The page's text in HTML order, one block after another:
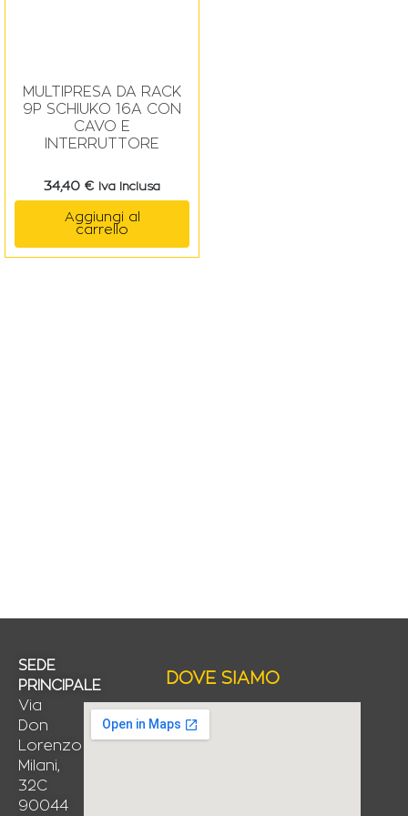
MULTIPRESA DA RACK
9P SCHIUKO 16A CON
CAVO E
INTERRUTTORE
34,40 € Iva Inclusa
Aggiungi al
carrello
SEDE
PRINCIPALE
Via
Don
Lorenzo
Milani,
32C
90044
DOVE SIAMO